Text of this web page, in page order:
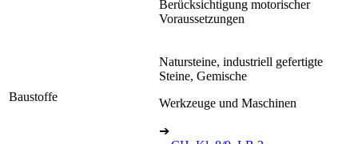
Berücksichtigung motorischer
Voraussetzungen
Baustoffe
Natursteine, industriell gefertigte
Steine, Gemische
Werkzeuge und Maschinen
➔